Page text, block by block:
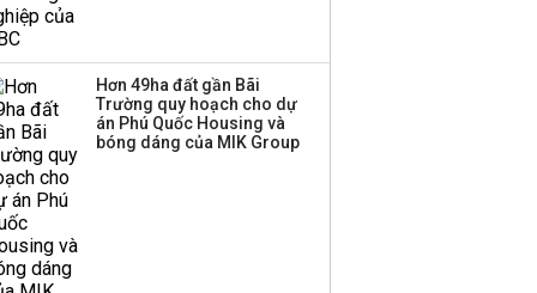
Hơn 49ha đất gần Bãi
Trường quy hoạch cho dự
án Phú Quốc Housing và
bóng dáng của MIK Group